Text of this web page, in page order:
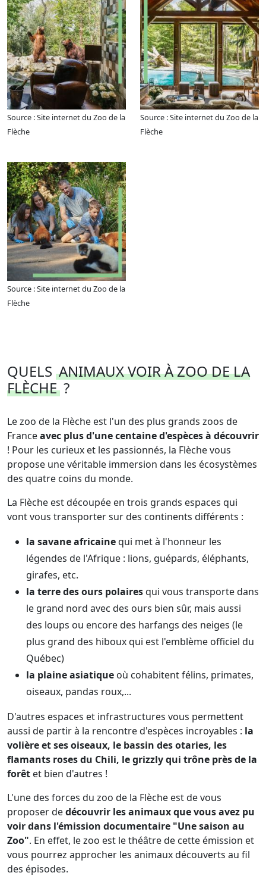
Source : Site internet du Zoo de la
Flèche
Source : Site internet du Zoo de la
Flèche
Source : Site internet du Zoo de la
Flèche
QUELS ANIMAUX VOIR À ZOO DE LA
FLÈCHE ?
Le zoo de la Flèche est l'un des plus grands zoos de
Franceavec plus d'une centaine d'espèces à découvrir
! Pour les curieux et les passionnés, la Flèche vous
propose une véritable immersion dans les écosystèmes
des quatre coins du monde.
La Flèche est découpée en trois grands espaces qui
vont vous transporter sur des continents différents :
la savane africainequi met à l'honneur les
légendes de l'Afrique : lions, guépards, éléphants,
girafes, etc.
la terre des ours polairesqui vous transporte dans
le grand nord avec des ours bien sûr, mais aussi
des loups ou encore des harfangs des neiges (le
plus grand des hiboux qui est l'emblème officiel du
Québec)
la plaine asiatique où cohabitent félins, primates,
oiseaux, pandas roux,...
D'autres espaces et infrastructures vous permettent
aussi de partir à la rencontre d'espèces incroyables : la
volière et ses oiseaux, le bassin des otaries, les
flamants roses du Chili, le grizzly qui trône près de la
forêt et bien d'autres !
L'une des forces du zoo de la Flèche est de vous
proposer dedécouvrir les animaux que vous avez pu
voir dans l'émission documentaire "Une saison au
Zoo". En effet, le zoo est le théâtre de cette émission et
vous pourrez approcher les animaux découverts au fil
des épisodes.